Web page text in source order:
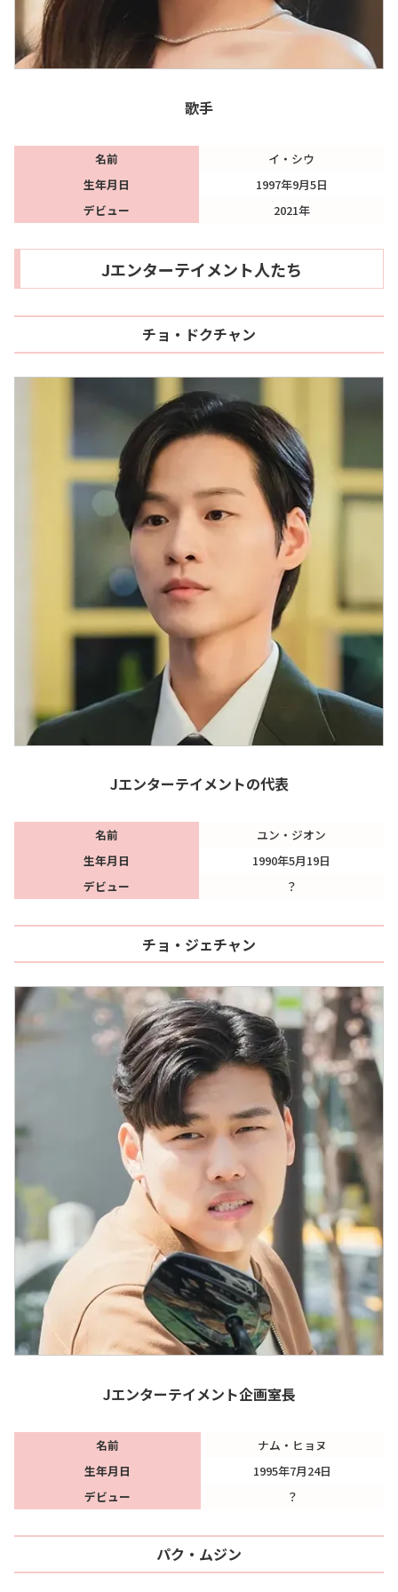
歌手
名前
イ・シウ
生年月日
1997年9月5日
デビュー
2021年
Jエンターテイメント人たち
チョ・ドクチャン
Jエンターテイメントの代表
名前
ユン・ジオン
生年月日
1990年5月19日
デビュー
？
チョ・ジェチャン
Jエンターテイメント企画室長
名前
ナム・ヒョヌ
生年月日
1995年7月24日
デビュー
？
パク・ムジン